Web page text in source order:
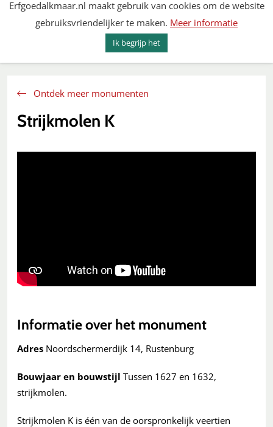
Spring
Erfgoedalkmaar.nl maakt gebruik van cookies om de website
gebruiksvriendelijker te maken. Meer informatie
Ik begrijp het
Ontdek meer monumenten
Strijkmolen K
Informatie over het monument
Adres Noordschermerdijk 14, Rustenburg
Bouwjaar en bouwstijl Tussen 1627 en 1632,
strijkmolen.
Strijkmolen K is één van de oorspronkelijk veertien